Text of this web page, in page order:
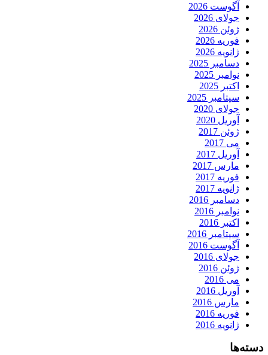
آگوست 2026
جولای 2026
ژوئن 2026
فوریه 2026
ژانویه 2026
دسامبر 2025
نوامبر 2025
اکتبر 2025
سپتامبر 2025
جولای 2020
آوریل 2020
ژوئن 2017
می 2017
آوریل 2017
مارس 2017
فوریه 2017
ژانویه 2017
دسامبر 2016
نوامبر 2016
اکتبر 2016
سپتامبر 2016
آگوست 2016
جولای 2016
ژوئن 2016
می 2016
آوریل 2016
مارس 2016
فوریه 2016
ژانویه 2016
دسته‌ها